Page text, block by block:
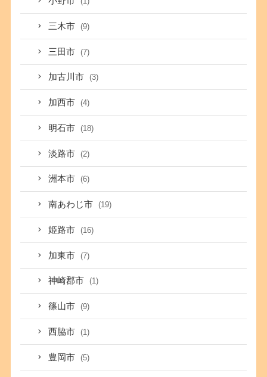
三木市 (9)
三田市 (7)
加古川市 (3)
加西市 (4)
明石市 (18)
淡路市 (2)
洲本市 (6)
南あわじ市 (19)
姫路市 (16)
加東市 (7)
神崎郡市 (1)
篠山市 (9)
西脇市 (1)
豊岡市 (5)